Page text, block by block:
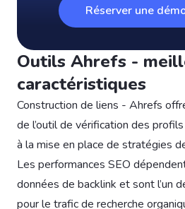
Réserver une
Outils Ahrefs -
caractéristiques
Construction de liens - Ahrefs
de l’outil de vérification des
à la mise en place de stratégies
Les performances SEO
données de backlink et sont l’un
pour le trafic de recherche